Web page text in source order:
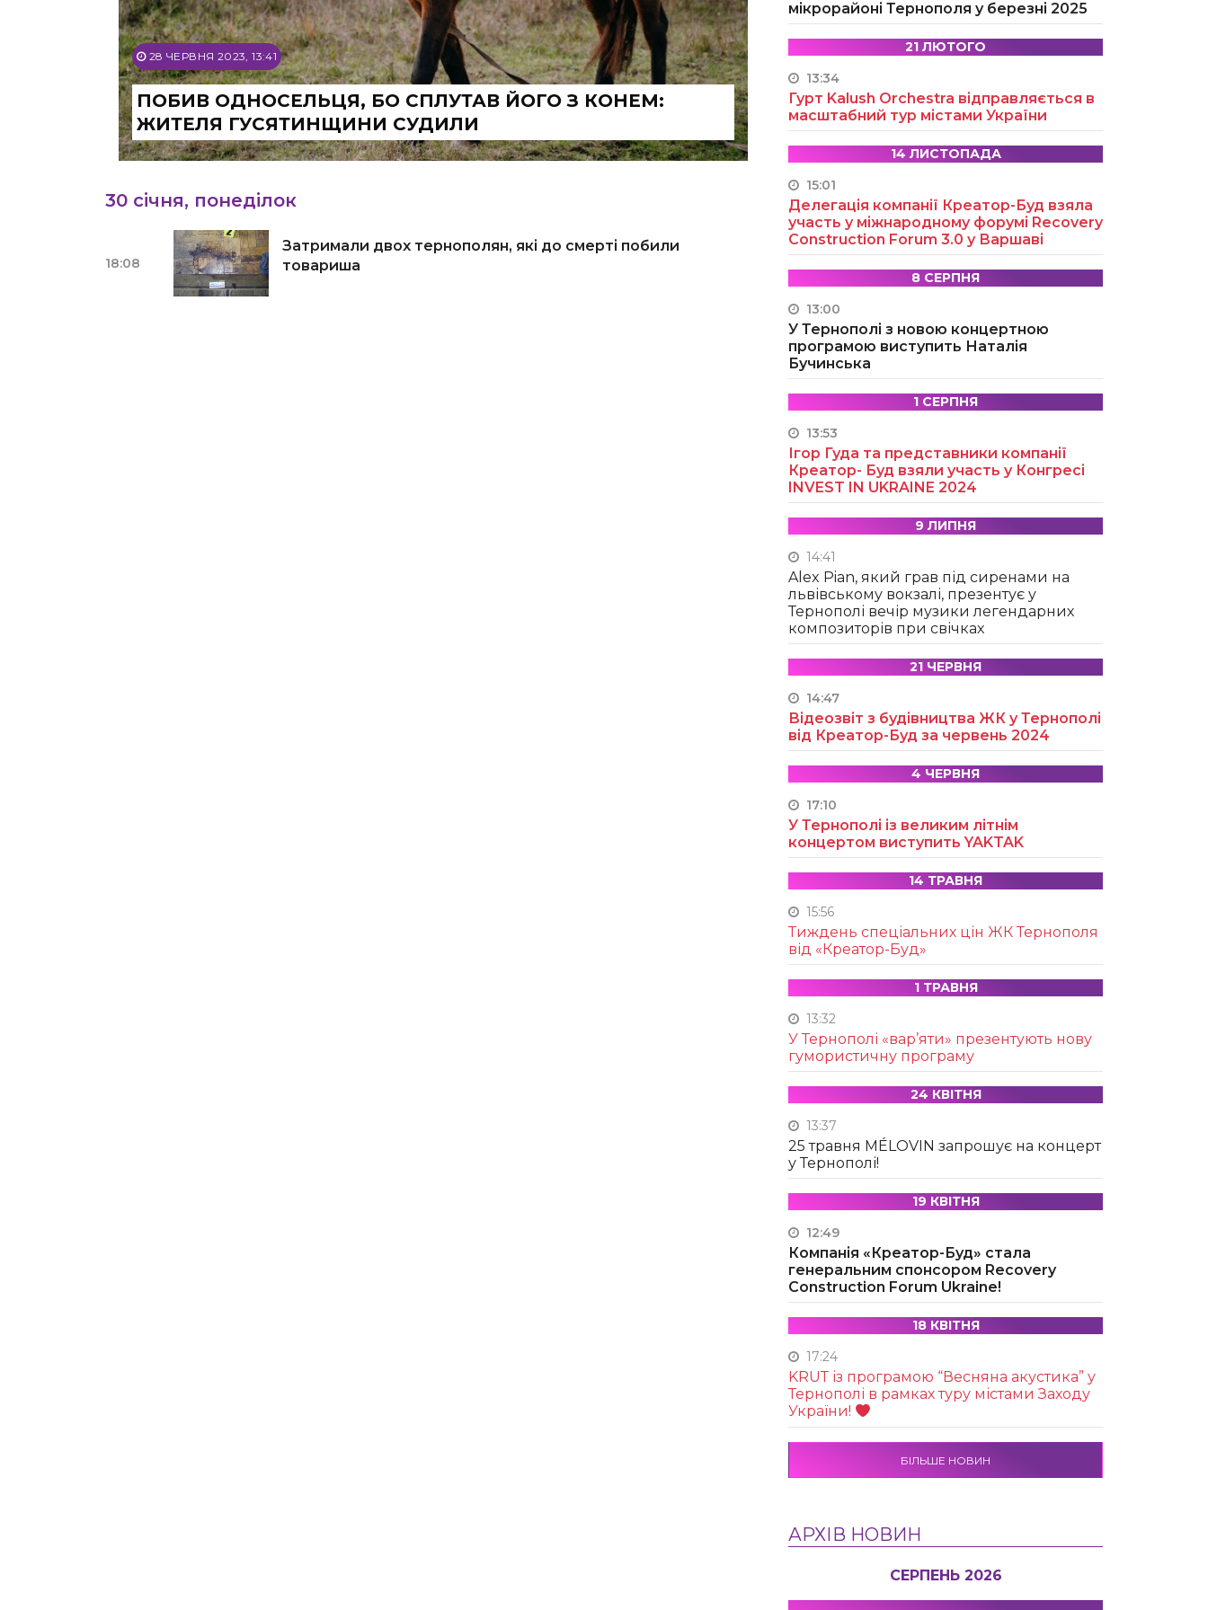
28 ЧЕРВНЯ 2023, 13:41
ПОБИВ ОДНОСЕЛЬЦЯ, БО СПЛУТАВ ЙОГО З КОНЕМ:
ЖИТЕЛЯ ГУСЯТИНЩИНИ СУДИЛИ
30 січня, понеділок
18:08
Затримали двох тернополян, які до смерті побили
товариша
мікрорайоні Тернополя у березні 2025
21 ЛЮТОГО
13:34
Гурт Kalush Orchestra відправляється в
масштабний тур містами України
14 ЛИСТОПАДА
15:01
Делегація компанії Креатор-Буд взяла
участь у міжнародному форумі Recovery
Construction Forum 3.0 у Варшаві
8 СЕРПНЯ
13:00
У Тернополі з новою концертною
програмою виступить Наталія
Бучинська
1 СЕРПНЯ
13:53
Ігор Гуда та представники компанії
Креатор- Буд взяли участь у Конгресі
INVEST IN UKRAINE 2024
9 ЛИПНЯ
14:41
Alex Pian, який грав під сиренами на
львівському вокзалі, презентує у
Тернополі вечір музики легендарних
композиторів при свічках
21 ЧЕРВНЯ
14:47
Відеозвіт з будівництва ЖК у Тернополі
від Креатор-Буд за червень 2024
4 ЧЕРВНЯ
17:10
У Тернополі із великим літнім
концертом виступить YAKTAK
14 ТРАВНЯ
15:56
Тиждень спеціальних цін ЖК Тернополя
від «Креатор-Буд»
1 ТРАВНЯ
13:32
У Тернополі «вар’яти» презентують нову
гумористичну програму
24 КВІТНЯ
13:37
25 травня MÉLOVIN запрошує на концерт
у Тернополі!
19 КВІТНЯ
12:49
Компанія «Креатор-Буд» стала
генеральним спонсором Recovery
Construction Forum Ukraine!
18 КВІТНЯ
17:24
KRUТ із програмою “Весняна акустика” у
Тернополі в рамках туру містами Заходу
України!
БІЛЬШЕ НОВИН
АРХІВ НОВИН
СЕРПЕНЬ 2026